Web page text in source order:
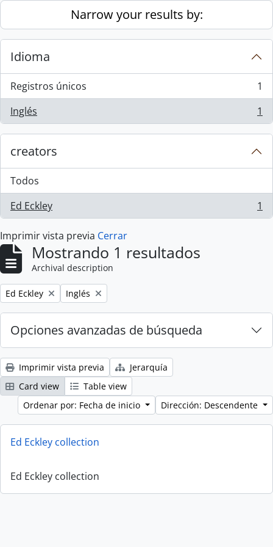
Skip to main contentNarrow your results by:
Idioma
Registros únicos
, 1 resultados
1
Inglés
, 1 resultados 1
creators
Todos
Ed Eckley
, 1 resultados 1
Imprimir vista previa Cerrar
Mostrando 1 resultados
Archival description
Remove filter:
Ed Eckley Remove filter:
Inglés
Opciones avanzadas de búsqueda
Imprimir vista previa
Jerarquía
Card view
Table view
Ordenar por: Fecha de inicio
Dirección: Descendente
Ed Eckley collection
Ed Eckley collection